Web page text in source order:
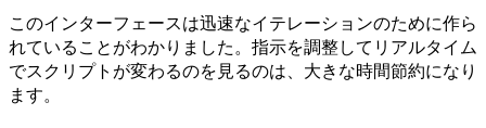
このインターフェースは迅速なイテレーションのために作ら
れていることがわかりました。指示を調整してリアルタイム
でスクリプトが変わるのを見るのは、大きな時間節約になり
ます。